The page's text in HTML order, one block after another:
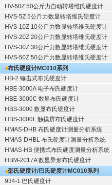
HV-50Z 50公斤力自动转塔维氏硬度计
HVS-5Z 5公斤力数显转塔维氏硬度计
HVS-10Z 10公斤力数显转塔维氏硬度计
HVS-20Z 20公斤力数显转塔维氏硬度计
HVS-30Z 30公斤力数显转塔维氏硬度计
HVS-50Z 50公斤力数显转塔维氏硬度计
布氏硬度计MC010系列
HB-2 锤击式布氏硬度计
HBE-3000A 电子布氏硬度计
HBE-3000C 数显布氏硬度计
HBS-3000 数显布氏硬度计
HBS-3000L 触摸屏布氏硬度计
HMAS-DHB 布氏硬度计测量分析系统
HMAS-DHBL 布氏硬度计测量分析系统
HMAS-HB 便携式布氏硬度测量分析系统
HBM-2017A 数显异形布氏硬度计
邵氏硬度计/巴氏硬度计MC010系列
934-1 巴氏硬度计